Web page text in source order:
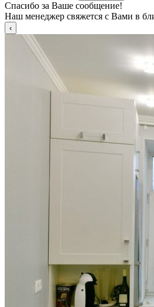
Спасибо за Ваше сообщение!
Наш менеджер свяжется с Вами в